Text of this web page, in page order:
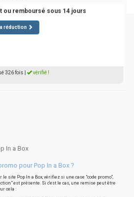
ou remboursé sous 14 jours
réduction
326 fois vérifié !
In a Box
pour Pop In a Box ?
site Pop In a Box, vérifiez si une case "code promo",
est présente. Si c'est le cas, une remise peut être
cela :